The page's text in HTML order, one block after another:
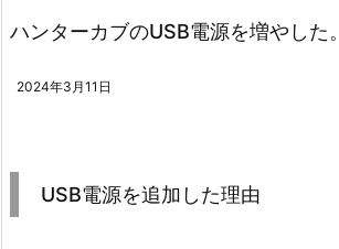
ハンターカブのUSB電源を増やした。
2024年3月11日
USB電源を追加した理由